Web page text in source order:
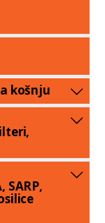
košnju
SARP,